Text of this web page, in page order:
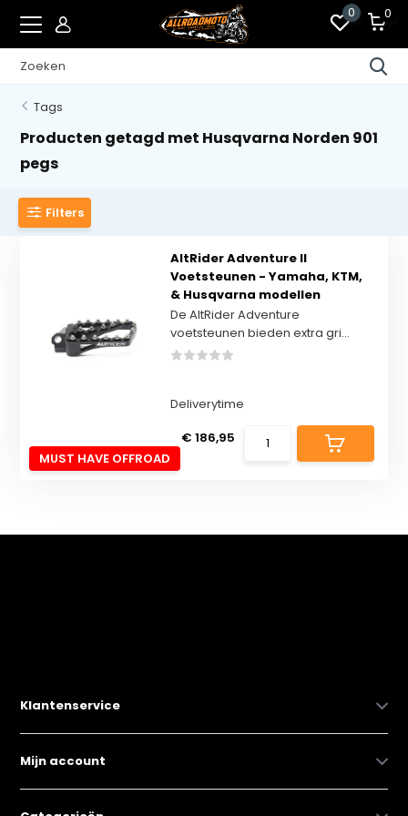
0 0
Tags
Producten getagd met Husqvarna Norden 901
pegs
Filters
MUST HAVE OFFROAD
AltRider Adventure II
Voetsteunen - Yamaha, KTM,
& Husqvarna modellen
De AltRider Adventure
voetsteunen bieden extra gri...
Deliverytime
€ 186,95
Klantenservice
Mijn account